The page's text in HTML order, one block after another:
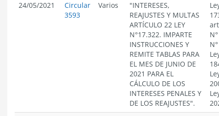
24/05/2021
Circular
3593
Varios
"INTERESES,
REAJUSTES Y MULTAS
ARTÍCULO 22 LEY
N°17.322. IMPARTE
INSTRUCCIONES Y
REMITE TABLAS PARA
EL MES DE JUNIO DE
2021 PARA EL
CÁLCULO DE LOS
INTERESES PENALES Y
DE LOS REAJUSTES".